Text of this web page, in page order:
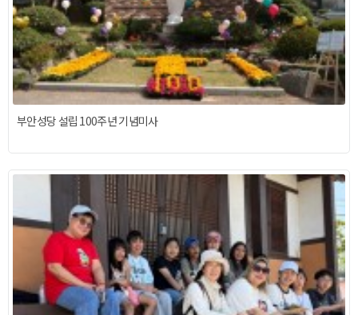
부안성당 설립 100주년 기념미사